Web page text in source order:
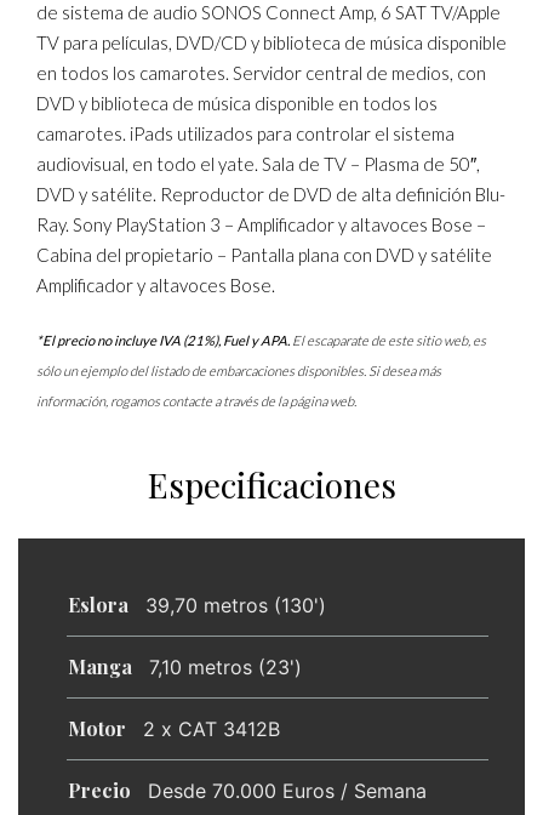
de sistema de audio SONOS Connect Amp, 6 SAT TV/Apple
TV para películas, DVD/CD y biblioteca de música disponible
en todos los camarotes. Servidor central de medios, con
DVD y biblioteca de música disponible en todos los
camarotes. iPads utilizados para controlar el sistema
audiovisual, en todo el yate. Sala de TV – Plasma de 50″,
DVD y satélite. Reproductor de DVD de alta definición Blu-
Ray. Sony PlayStation 3 – Amplificador y altavoces Bose –
Cabina del propietario – Pantalla plana con DVD y satélite
Amplificador y altavoces Bose.
*El precio no incluye IVA (21%), Fuel y APA. El escaparate de este sitio web, es
sólo un ejemplo del listado de embarcaciones disponibles. Si desea más
información, rogamos contacte a través de la página web.
Especificaciones
Eslora 39,70 metros (130')
Manga 7,10 metros (23')
Motor 2 x CAT 3412B
Precio Desde 70.000 Euros / Semana